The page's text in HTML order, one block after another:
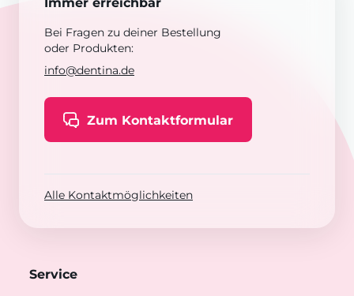
Bei Fragen zu deiner Bestellung
oder Produkten:
info@dentina.de
Zum Kontaktformular
Alle Kontaktmöglichkeiten
Service